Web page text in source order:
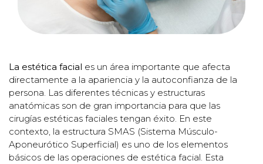
La estética facial es un área importante que afecta
directamente a la apariencia y la autoconfianza de la
persona. Las diferentes técnicas y estructuras
anatómicas son de gran importancia para que las
cirugías estéticas faciales tengan éxito. En este
contexto, la estructura SMAS (Sistema Músculo-
Aponeurótico Superficial) es uno de los elementos
básicos de las operaciones de estética facial. Esta